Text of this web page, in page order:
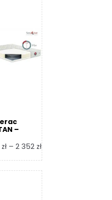
–
zł – 2 352 złZakres
cen:
od
1
361 zł